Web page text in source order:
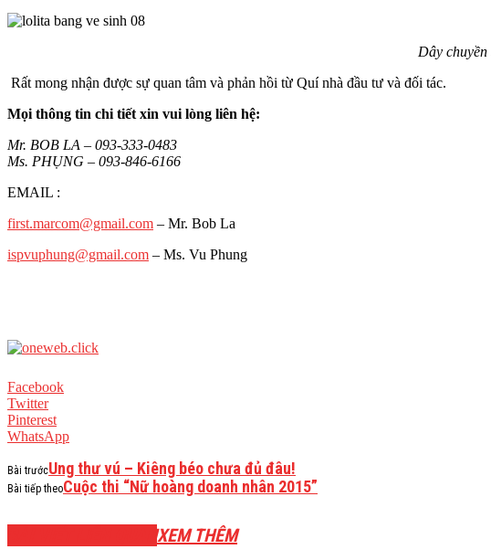
Dây
Rất mong nhận được sự quan tâm và phản hồi từ Quí nhà đầu tư và đối tác.
Mọi thông tin chi tiết xin vui lòng liên hệ:
Mr. BOB LA – 093-333-0483
Ms. PHỤNG – 093-846-6166
EMAIL :
first.marcom@gmail.com – Mr. Bob La
ispvuphung@gmail.com – Ms. Vu Phung
Facebook
Twitter
Pinterest
WhatsApp
Bài trướcUng thư vú – Kiêng béo chưa đủ đâu!
Bài tiếp theoCuộc thi “Nữ hoàng doanh nhân 2015”
XEM THÊM